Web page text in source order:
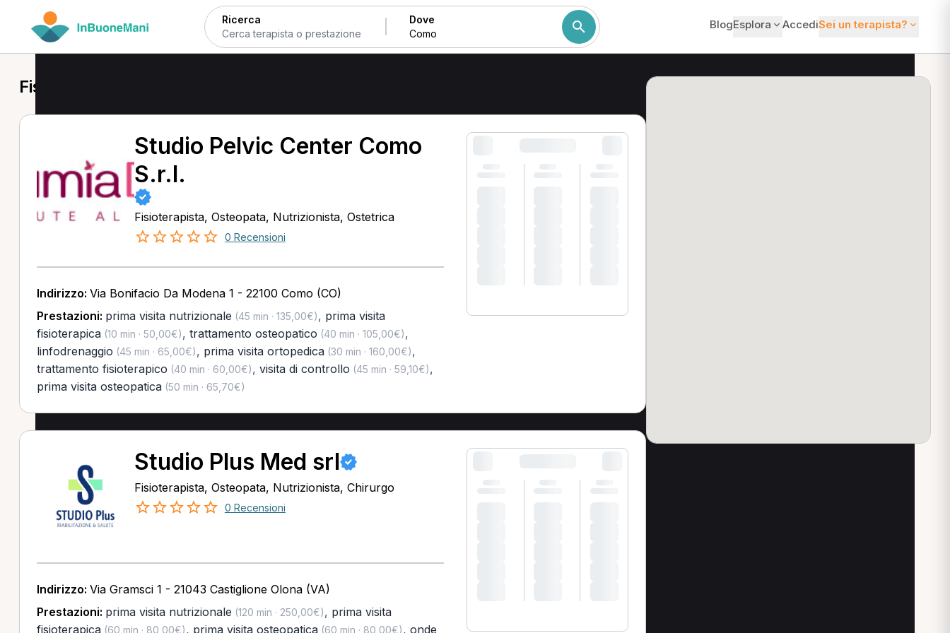
Ricerca Dove BlogEsplora AccediSei un terapista?
Fisioterapista a Como
Studio Pelvic Center Como
S.r.l.
Fisioterapista, Osteopata, Nutrizionista, Ostetrica
0 Recensioni
Indirizzo: Via Bonifacio Da Modena 1 - 22100 Como (CO)
Prestazioni: prima visita nutrizionale (45 min · 135,00€), prima visita
fisioterapica(10 min · 50,00€), trattamento osteopatico (40 min · 105,00€),
linfodrenaggio (45 min · 65,00€), prima visita ortopedica(30 min · 160,00€),
trattamento fisioterapico (40 min · 60,00€), visita di controllo (45 min · 59,10€),
prima visita osteopatica(50 min · 65,70€)
Studio Plus Med srl
Fisioterapista, Osteopata, Nutrizionista, Chirurgo
0 Recensioni
Indirizzo: Via Gramsci 1 - 21043 Castiglione Olona (VA)
Prestazioni: prima visita nutrizionale (120 min · 250,00€), prima visita
fisioterapica(60 min · 80,00€), prima visita osteopatica(60 min · 80,00€), onde